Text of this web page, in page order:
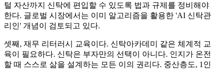
털 자산까지 신탁에 편입할 수 있도록 법과 규제를 정비해야
한다. 글로벌 시장에서는 이미 알고리즘을 활용한 'AI 신탁관
리인' 개념이 검토되고 있다.
셋째, 재무 리터러시 교육이다. 신탁아카데미 같은 체계적 교
육이 필요하다. 신탁은 부자만의 선택이 아니다. 인지가 온전
할 때 스스로 삶을 설계하는 모든 이의 권리다. 중산층도, 1인